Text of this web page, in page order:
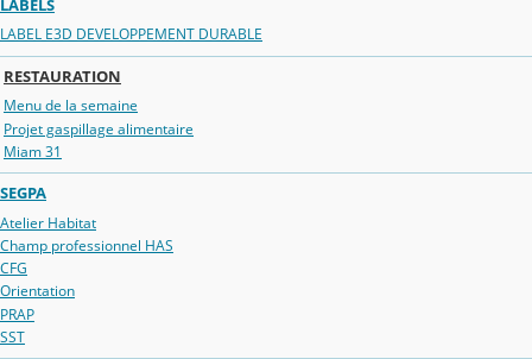
LABEL E3D DEVELOPPEMENT DURABLE
RESTAURATION
Menu de la semaine
Projet gaspillage alimentaire
Miam 31
SEGPA
Atelier Habitat
Champ professionnel HAS
CFG
Orientation
PRAP
SST